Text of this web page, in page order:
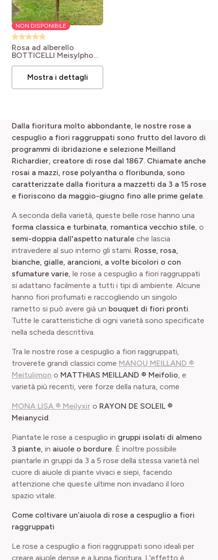
NON DISPONIBILE
Rosa ad alberello
BOTTICELLI Meisylpho
Mostra i dettagli
Dalla fioritura molto abbondante, le nostre rose a
cespuglio a fiori raggruppati sono frutto del lavoro di
programmi di ibridazione e selezione Meilland
Richardier, creatore di rose dal 1867. Chiamate anche
rosai a mazzi, rose polyantha o floribunda, sono
caratterizzate dalla fioritura a mazzetti da 3 a 15 rose
e fioriscono da maggio-giugno fino alle prime gelate.
A seconda della varietà, queste belle rose hanno una
forma classica e turbinata, romantica vecchio stile, o
semi-doppia dall'aspetto naturale che lascia
intravedere al suo interno gli stami. Rosse, rosa,
bianche, gialle, arancioni, a volte bicolori o con
sfumature varie, le rose a cespuglio a fiori raggruppati
si adattano facilmente a tutti i tipi di ambiente. Alcune
hanno fiori profumati e raccogliendo un singolo
rametto si può avere già un bouquet di fiori pronti.
Tutte le caratteristiche di ogni varietà sono specificate
nella scheda descrittiva.
Tra le nostre rose a cespuglio a fiori raggruppati,
troverete grandi classici come MANOU MEILLAND ®
Meitulimon o MATTHIAS MEILLAND ® Meifolio, e
varietà più recenti, vere forze della natura, come
MONA LISA ® Meilyxir o RAYON DE SOLEIL ®
Meianycid.
Piantate le rose a cespuglio in gruppi isolati di almeno
3 piante, in aiuole o bordure. È inoltre possibile
piantarle in gruppi da 3 a 5 rose della stessa varietà nel
cuore di aiuole di piante vivaci e siepi, facendo
attenzione che queste ultime non invadano il loro
spazio vitale.
Come coltivare un’aiuola di rose a cespuglio a fiori
raggruppati
Le rose a cespuglio a fiori raggruppati sono ideali per
creare aiuole dense e a lunga fioritura. L'effetto è